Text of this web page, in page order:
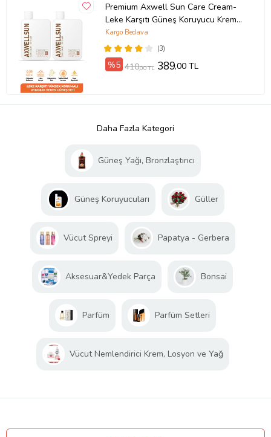
Premium Axwell Sun Care Cream-
Leke Karşıtı Güneş Koruyucu Krem
SPF50+ 125ml-2 ADET
(3)
Kargo Bedava
%5 410,00 TL 389,00 TL
Daha Fazla Kategori
Güneş Yağı, Bronzlaştırıcı
Güneş Koruyucuları Güller
Vücut Spreyi Papatya - Gerbera
Aksesuar&Yedek Parça Bonsai
Parfüm Parfüm Setleri
Vücut Nemlendirici Krem, Losyon ve Yağ